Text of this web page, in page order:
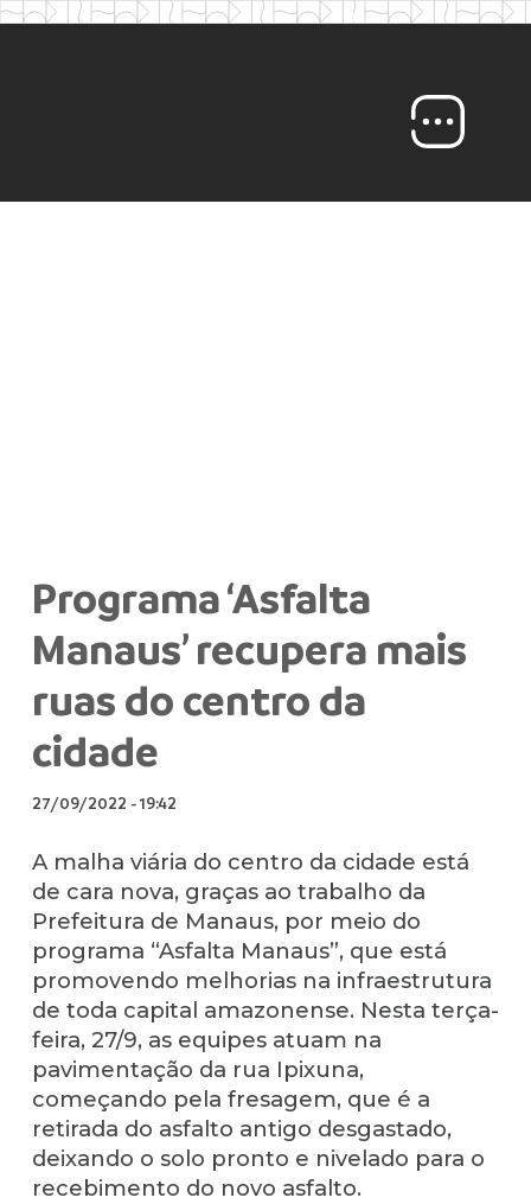
Programa ‘Asfalta
Manaus’ recupera mais
ruas do centro da
cidade
27/09/2022 -19:42
A malha viária do centro da cidade está
de cara nova, graças ao trabalho da
Prefeitura de Manaus, por meio do
programa “Asfalta Manaus”, que está
promovendo melhorias na infraestrutura
de toda capital amazonense. Nesta terça-
feira, 27/9, as equipes atuam na
pavimentação da rua Ipixuna,
começando pela fresagem, que é a
retirada do asfalto antigo desgastado,
deixando o solo pronto e nivelado para o
recebimento do novo asfalto.